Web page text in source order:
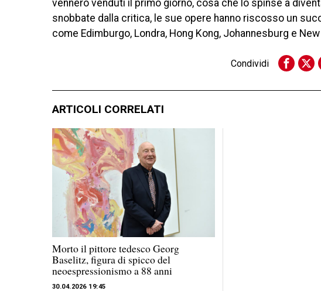
vennero venduti il ​​primo giorno, cosa che lo spinse a
snobbate dalla critica, le sue opere hanno riscosso un
come Edimburgo, Londra, Hong Kong, Johannesburg e New
Condividi
ARTICOLI CORRELATI
Morto il pittore tedesco Georg
Baselitz, figura di spicco del
neoespressionismo a 88 anni
30.04.2026 19:45